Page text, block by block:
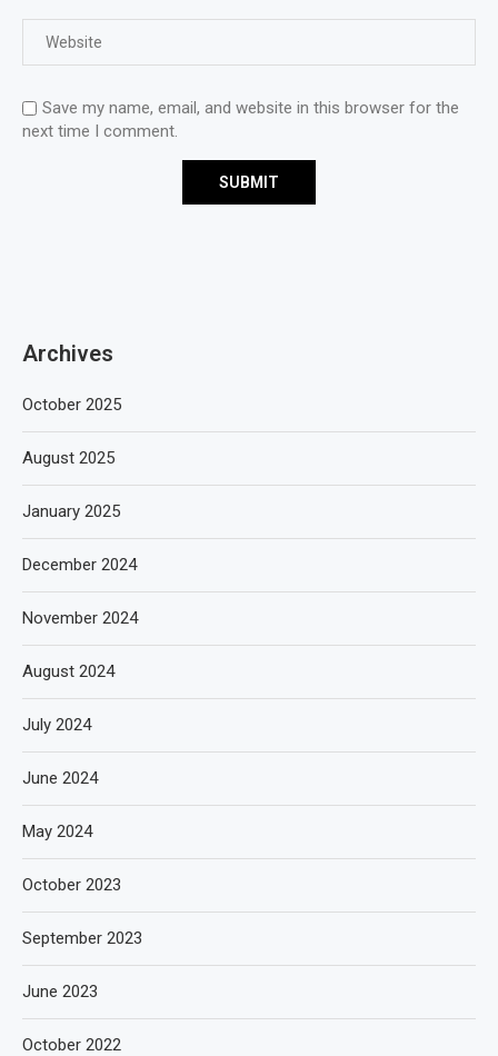
Save my name, email, and website in this browser for the
next time I comment.
Archives
October 2025
August 2025
January 2025
December 2024
November 2024
August 2024
July 2024
June 2024
May 2024
October 2023
September 2023
June 2023
October 2022